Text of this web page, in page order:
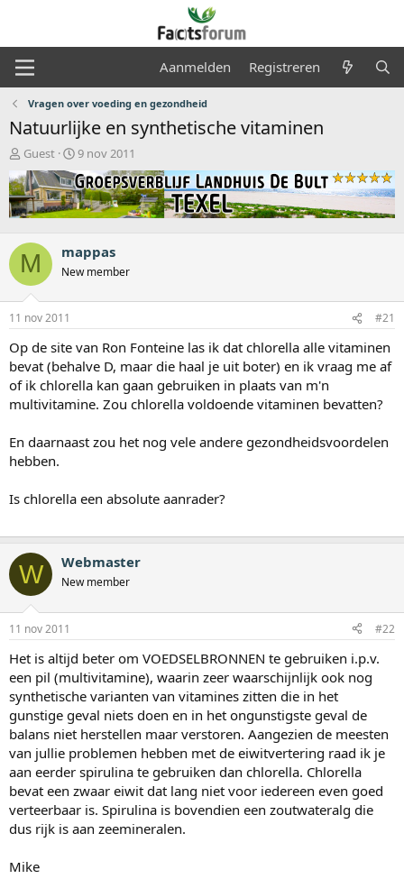
Aanmelden Registreren
Vragen over voeding en gezondheid
Natuurlijke en synthetische vitaminen
O
n
d
e
r
e
r
p
s
t
a
r
t
e
r
Guest
S
a
r
t
a
t
m
9 nov 2011
M mappas
New member
11 nov 2011 #21
Op de site van Ron Fonteine las ik dat chlorella alle vitaminen
bevat (behalve D, maar die haal je uit boter) en ik vraag me af
of ik chlorella kan gaan gebruiken in plaats van m'n
multivitamine. Zou chlorella voldoende vitaminen bevatten?
En daarnaast zou het nog vele andere gezondheidsvoordelen
hebben.
Is chlorella een absolute aanrader?
W Webmaster
New member
11 nov 2011 #22
Het is altijd beter om VOEDSELBRONNEN te gebruiken i.p.v.
een pil (multivitamine), waarin zeer waarschijnlijk ook nog
synthetische varianten van vitamines zitten die in het
gunstige geval niets doen en in het ongunstigste geval de
balans niet herstellen maar verstoren. Aangezien de meesten
van jullie problemen hebben met de eiwitvertering raad ik je
aan eerder spirulina te gebruiken dan chlorella. Chlorella
bevat een zwaar eiwit dat lang niet voor iedereen even goed
verteerbaar is. Spirulina is bovendien een zoutwateralg die
dus rijk is aan zeemineralen.
Mike